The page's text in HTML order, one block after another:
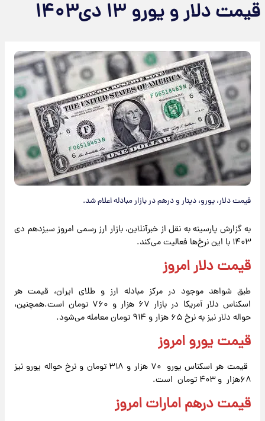
قیمت دلار و یورو ۱۳ دی۱۴۰۳
قیمت دلار، یورو، دینار و درهم در بازار مبادله اعلام شد.
به گزارش پارسینه به نقل از خبرآنلاین، بازار ارز رسمی امروز سیزدهم دی
۱۴۰۳ با این نرخ‌ها فعالیت می‌کند.
قیمت دلار امروز
طبق شواهد موجود در مرکز مبادله ارز و طلای ایران، قیمت هر
اسکناس دلار آمریکا در بازار ۶۷ هزار و ۷۶۰ تومان است.همچنین،
حواله دلار نیز به نرخ ۶۵ هزار و ۹۱۴ تومان معامله می‌شود.
قیمت یورو امروز
قیمت هر اسکناس یورو ۷۰ هزار و ۳۱۸ تومان و نرخ حواله یورو نیز
۶۸هزار و ۴۰۳ تومان است.
قیمت درهم امارات امروز